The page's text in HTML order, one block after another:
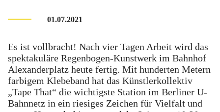
01.07.2021
Es ist vollbracht! Nach vier Tagen Arbeit wird das
spektakuläre Regenbogen-Kunstwerk im Bahnhof
Alexanderplatz heute fertig. Mit hunderten Metern
farbigem Klebeband hat das Künstlerkollektiv
„Tape That“ die wichtigste Station im Berliner U-
Bahnnetz in ein riesiges Zeichen für Vielfalt und